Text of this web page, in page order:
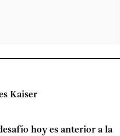
Kaiser
hoy es anterior a la